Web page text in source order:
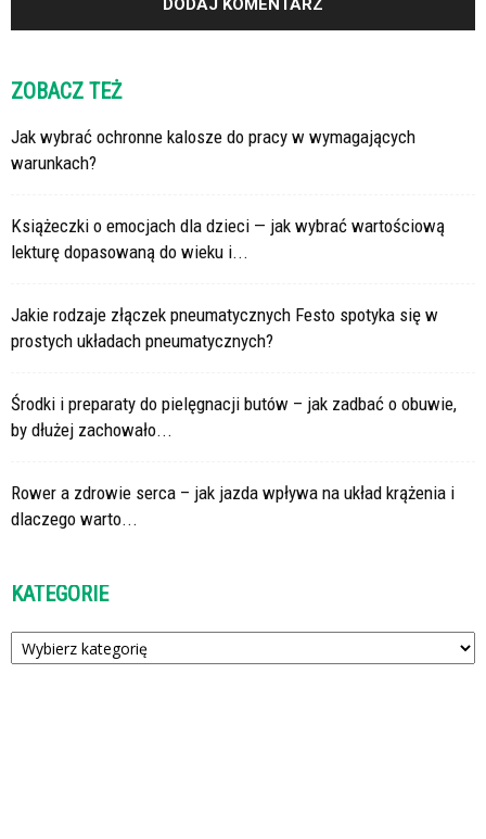
ZOBACZ TEŻ
Jak wybrać ochronne kalosze do pracy w wymagających
warunkach?
Książeczki o emocjach dla dzieci — jak wybrać wartościową
lekturę dopasowaną do wieku i...
Jakie rodzaje złączek pneumatycznych Festo spotyka się w
prostych układach pneumatycznych?
Środki i preparaty do pielęgnacji butów – jak zadbać o obuwie,
by dłużej zachowało...
Rower a zdrowie serca – jak jazda wpływa na układ krążenia i
dlaczego warto...
KATEGORIE
Kategorie